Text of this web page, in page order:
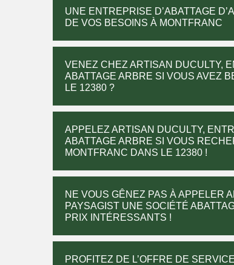
UNE ENTREPRISE D’ABATTAGE
DE VOS BESOINS À MONTFRANC
VENEZ CHEZ ARTISAN DUCULTY,
ABATTAGE ARBRE SI VOUS AVEZ
LE 12380 ?
APPELEZ ARTISAN DUCULTY,
ABATTAGE ARBRE SI VOUS
MONTFRANC DANS LE 12380 !
NE VOUS GÊNEZ PAS À APPELER
PAYSAGIST UNE SOCIÉTÉ
PRIX INTÉRESSANTS !
PROFITEZ DE L’OFFRE DE